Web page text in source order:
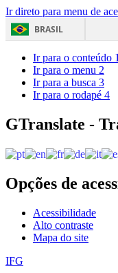
Ir direto para menu de
BRASIL
Ir para o conteúdo 1
Ir para o menu 2
Ir para a busca 3
Ir para o rodapé 4
GTranslate -
Opções de
Acessibilidade
Alto contraste
Mapa do site
IFG